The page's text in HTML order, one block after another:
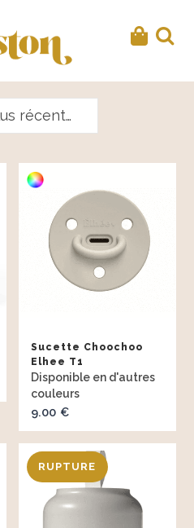
Tri du plus récent au plus ancien
Sucette Choochoo
Elhee T1
9.00 €